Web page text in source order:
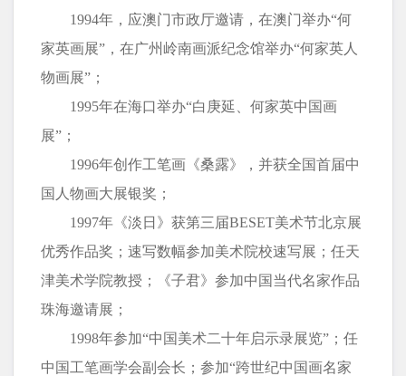
1994年，应澳门市政厅邀请，在澳门举办“何
家英画展”，在广州岭南画派纪念馆举办“何家英人
物画展”；
1995年在海口举办“白庚延、何家英中国画
展”；
1996年创作工笔画《桑露》，并获全国首届中
国人物画大展银奖；
1997年《淡日》获第三届BESET美术节北京展
优秀作品奖；速写数幅参加美术院校速写展；任天
津美术学院教授；《子君》参加中国当代名家作品
珠海邀请展；
1998年参加“中国美术二十年启示录展览”；任
中国工笔画学会副会长；参加“跨世纪中国画名家